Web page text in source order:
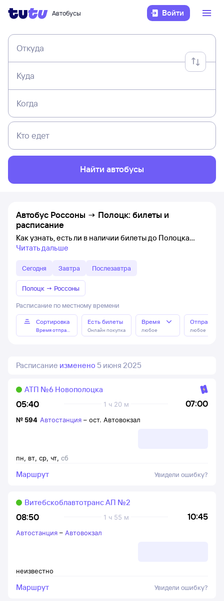
Автобусы Войти
Откуда
Куда
Когда
Кто едет
Найти автобусы
Автобус Россоны → Полоцк: билеты и
расписание
Как узнать, есть ли в наличии билеты до Полоцка
Читать дальше
Сегодня Завтра Послезавтра
Полоцк → Россоны
Расписание по местному времени
Сортировка
Время отправления
Есть билеты
Онлайн покупка
Время
любое любое
Расписание изменено 5 июня 2025
05:40 07:00
1 ч 20 м
АТП №6 Новополоцка
пн, вт, ср, чт, сб
№ 594 Автостанция – ост. Автовокзал
Маршрут Увидели ошибку?
08:50 10:45
1 ч 55 м
Витебскоблавтотранс АП №2
неизвестно
Автостанция – Автовокзал
Маршрут Увидели ошибку?